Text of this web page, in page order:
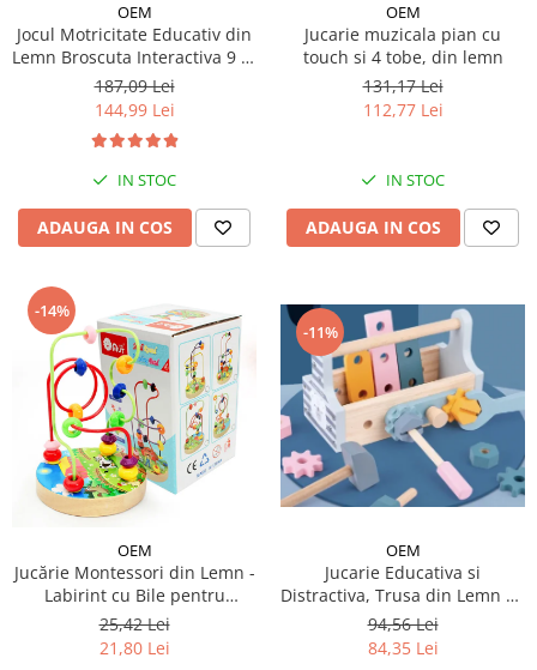
OEM
Jocul Motricitate Educativ din
Lemn Broscuta Interactiva 9 în
1 Montessori
187,09 Lei
144,99 Lei
IN STOC
ADAUGA IN COS
OEM
Jucarie muzicala pian cu
touch si 4 tobe, din lemn
131,17 Lei
112,77 Lei
IN STOC
ADAUGA IN COS
-14%
OEM
Jucărie Montessori din Lemn -
Labirint cu Bile pentru
Dezvoltarea Abilităților
Motorii și Cognitive
25,42 Lei
21,80 Lei
-11%
OEM
Jucarie Educativa si
Distractiva, Trusa din Lemn cu
Scule - Ursulet Fericit
94,56 Lei
84,35 Lei